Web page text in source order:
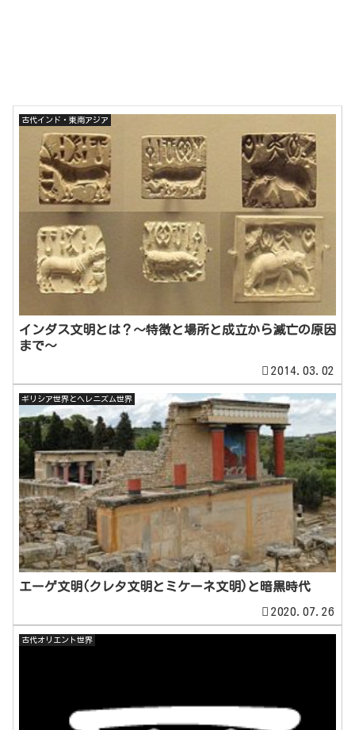
古代インド・東南アジア
インダス文明とは？～特徴と場所と成立から滅亡の原因
まで～
2014.03.02
ギリシア世界とヘレニズム世界
エーゲ文明(クレタ文明とミケーネ文明)と暗黒時代
2020.07.26
古代オリエント世界